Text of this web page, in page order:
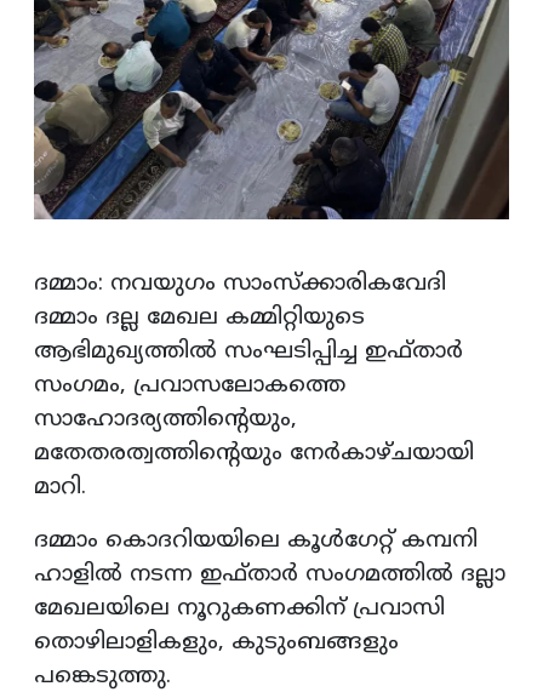
ദമ്മാം: നവയുഗം സാംസ്‌ക്കാരികവേദി
ദമ്മാം ദല്ല മേഖല കമ്മിറ്റിയുടെ
ആഭിമുഖ്യത്തില്‍ സംഘടിപ്പിച്ച ഇഫ്താര്‍
സംഗമം, പ്രവാസലോകത്തെ
സാഹോദര്യത്തിന്റെയും,
മതേതരത്വത്തിന്റെയും നേര്‍കാഴ്ചയായി
മാറി.
ദമ്മാം കൊദറിയയിലെ കൂള്‍ഗേറ്റ് കമ്പനി
ഹാളില്‍ നടന്ന ഇഫ്താര്‍ സംഗമത്തില്‍ ദല്ലാ
മേഖലയിലെ നൂറുകണക്കിന് പ്രവാസി
തൊഴിലാളികളും, കുടുംബങ്ങളും
പങ്കെടുത്തു.